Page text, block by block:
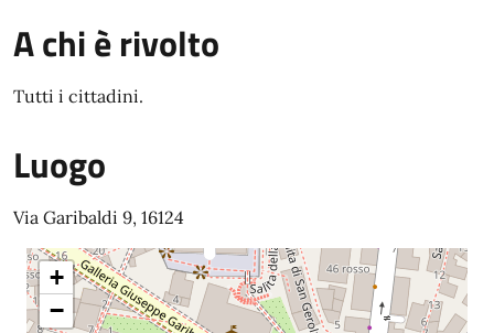
A chi è rivolto
Tutti i cittadini.
Luogo
Via Garibaldi 9, 16124
+
−